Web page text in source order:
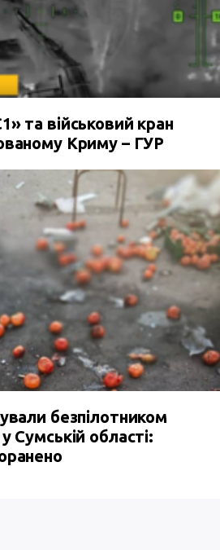
та військовий кран
Криму – ГУР
безпілотником
Сумській області: